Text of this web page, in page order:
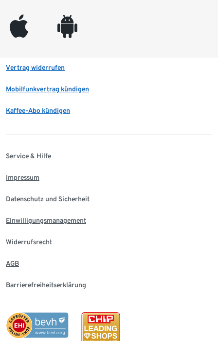
appleinc android
Vertrag widerrufen
Mobilfunkvertrag kündigen
Kaffee-Abo kündigen
Service & Hilfe
Impressum
Datenschutz und Sicherheit
Einwilligungsmanagement
Widerrufsrecht
AGB
Barrierefreiheitserklärung